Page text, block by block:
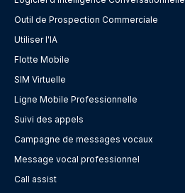
Outil de Prospection Commerciale
Utiliser l'IA
Flotte Mobile
SIM Virtuelle
Ligne Mobile Professionnelle
Suivi des appels
Campagne de messages vocaux
Message vocal professionnel
Call assist